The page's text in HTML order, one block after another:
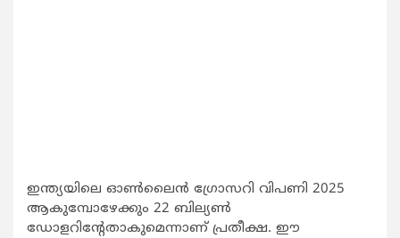
ഇന്ത്യയിലെ ഓണ്‍ലൈന്‍ ഗ്രോസറി വിപണി 2025
ആകുമ്പോഴേക്കും 22 ബില്യണ്‍
ഡോളറിന്‍റേതാകുമെന്നാണ് പ്രതീക്ഷ. ഈ